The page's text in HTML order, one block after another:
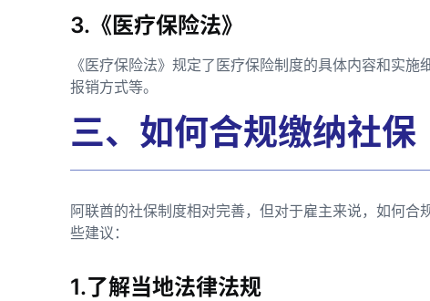
3.《医疗保险法》
《医疗保险法》规定了医疗保险制度的具体内容和实施
报销方式等。
三、如何合规缴纳社保
阿联酋的社保制度相对完善，但对于雇主来说，如何
些建议：
1.了解当地法律法规